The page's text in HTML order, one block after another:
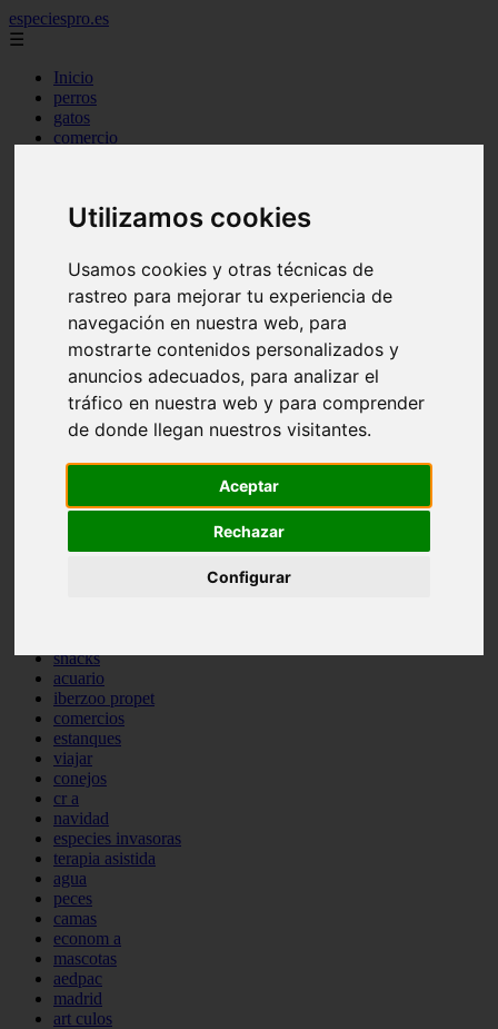
Utilizamos cookies
Usamos cookies y otras técnicas de
rastreo para mejorar tu experiencia de
navegación en nuestra web, para
mostrarte contenidos personalizados y
anuncios adecuados, para analizar el
tráfico en nuestra web y para comprender
de donde llegan nuestros visitantes.
Aceptar
Rechazar
Configurar
especiespro.es
☰
Inicio
perros
gatos
comercio
salud
mantenimiento
aves
marketing
bienestar
peque os mam feros
verano
legislaci n
accesorios
comportamiento
reptiles
snacks
acuario
iberzoo propet
comercios
estanques
viajar
conejos
cr a
navidad
especies invasoras
terapia asistida
agua
peces
camas
econom a
mascotas
aedpac
madrid
art culos